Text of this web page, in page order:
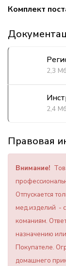
Комплект
2,3 Мб
2,4 Мб
Правовая
Внимание!
Отпускается
мед.изделий -
команиям.
назначению
Покупателе.
домашнего